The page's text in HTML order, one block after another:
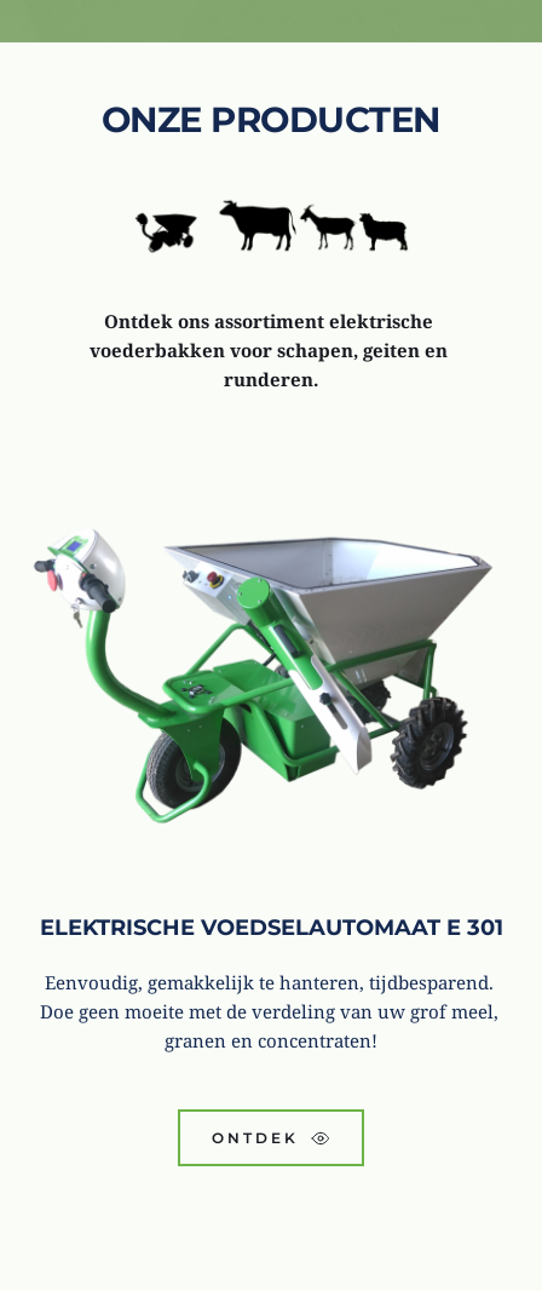
ONZE PRODUCTEN
Ontdek ons assortiment elektrische
voederbakken voor schapen, geiten en
runderen.
ELEKTRISCHE VOEDSELAUTOMAAT E 301
Eenvoudig, gemakkelijk te hanteren, tijdbesparend.
Doe geen moeite met de verdeling van uw grof meel,
granen en concentraten!
ONTDEK